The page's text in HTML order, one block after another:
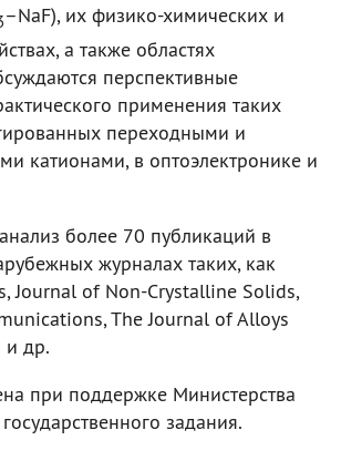
–NaF), их физико-химических и
а также областях
перспективные
применения таких
переходными и
катионами, в оптоэлектронике и
более 70 публикаций в
журналах таких, как
Journal of Non-Crystalline Solids,
The Journal of Alloys
и др.
при поддержке Министерства
задания.